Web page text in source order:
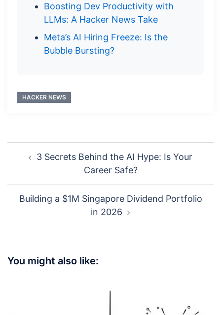
Boosting Dev Productivity with
LLMs: A Hacker News Take
Meta’s AI Hiring Freeze: Is the
Bubble Bursting?
HACKER NEWS
navigation3 Secrets Behind the AI Hype: Is Your
Career Safe?
Building a $1M Singapore Dividend Portfolio
in 2026
You might also like: